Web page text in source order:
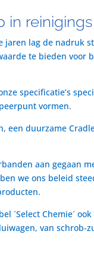
in
jaren lag de
te bieden
specificatie’s
vormen.
een duurzame
aan gegaan
we ons beleid
´Select Chemie´
van